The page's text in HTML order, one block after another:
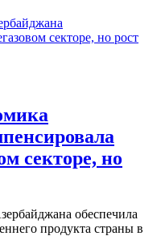
секторе, но
обеспечила
продукта страны в